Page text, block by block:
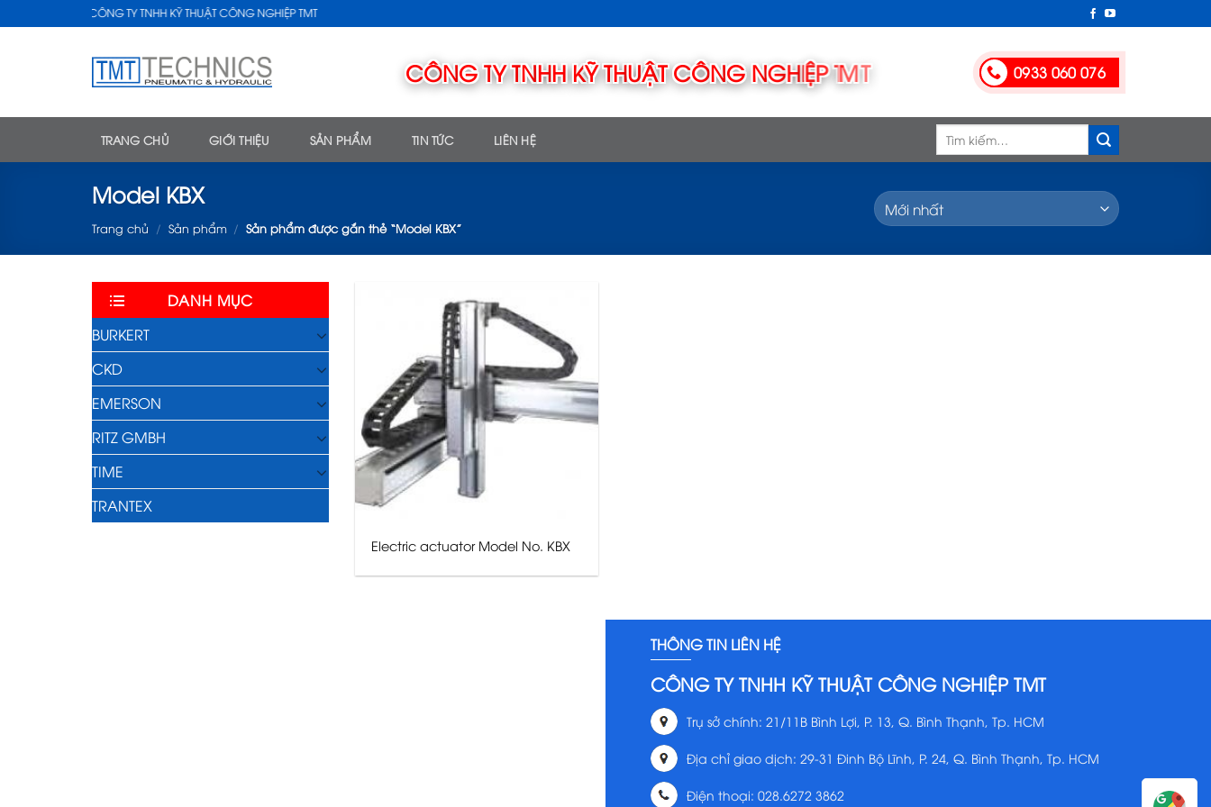
to
CÔNG TY TNHH KỸ THUẬT CÔNG NGHIỆP TMT
0933 060 076
TRANG CHỦ GIỚI THIỆU SẢN PHẨM TIN TỨC LIÊN HỆ
Tìm
kiếm:
Model KBX
Trang chủ / Sản phẩm / Sản phẩm được gắn thẻ “Model KBX”
DANH MỤC
BURKERT
CKD
EMERSON
RITZ GMBH
TIME
TRANTEX
Electric actuator Model No. KBX
THÔNG TIN LIÊN HỆ
CÔNG TY TNHH KỸ THUẬT CÔNG NGHIỆP TMT
Trụ sở chính: 21/11B Bình Lợi, P. 13, Q. Bình Thạnh, Tp. HCM
Địa chỉ giao dịch: 29-31 Đinh Bộ Lĩnh, P. 24, Q. Bình Thạnh, Tp. HCM
Điện thoại: 028.6272 3862